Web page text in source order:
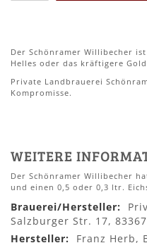
Der Schönramer Willibecher
Helles oder das kräftigere
Private Landbrauerei
Kompromisse.
WEITERE
Der Schönramer Willibecher
und einen 0,5 oder 0,3 ltr.
Mehr
Informationen
Salzburger Str. 17,
Franz Herb,